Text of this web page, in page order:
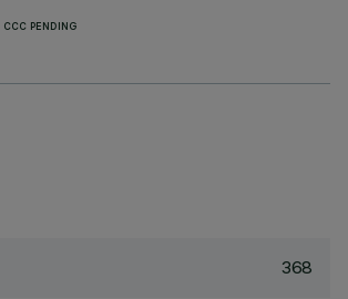
CCC PENDING
368